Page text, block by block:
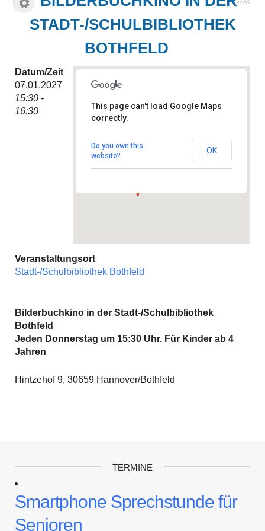
STADT-/SCHULBIBLIOTHEK
BOTHFELD
Hintzehof 9 - Hannover
Veranstaltungen
This page can't load Google Maps
correctly.
Do you own this
website?
OK
Datum/Zeit
07.01.2027
15:30 -
16:30
Veranstaltungsort
Stadt-/Schulbibliothek Bothfeld
Bilderbuchkino in der Stadt-/Schulbibliothek
Bothfeld
Jeden Donnerstag um 15:30 Uhr. Für Kinder ab 4
Jahren
Hintzehof 9, 30659 Hannover/Bothfeld
TERMINE
Smartphone Sprechstunde für
Senioren